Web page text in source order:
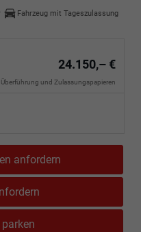
Fahrzeug mit Tageszulassung
24.150,– €
und Zulassungspapieren
anfordern